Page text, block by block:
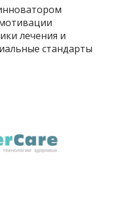
лечения и
стандарты